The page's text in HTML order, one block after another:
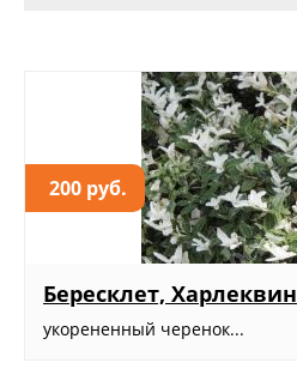
200 руб.
Бересклет, Харлеквин
укорененный черенок...